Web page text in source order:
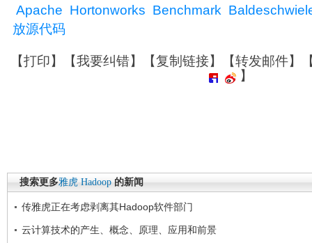
Apache Hortonworks Benchmark
放源代码
【打印】【我要纠错】【复制链接】【转发邮件】
】
搜索更多雅虎 Hadoop 的新闻
传雅虎正在考虑剥离其Hadoop软件部门
云计算技术的产生、概念、原理、应用和前景